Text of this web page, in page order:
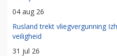
04 aug 26
Rusland trekt vliegvergunning
veiligheid
31 jul 26